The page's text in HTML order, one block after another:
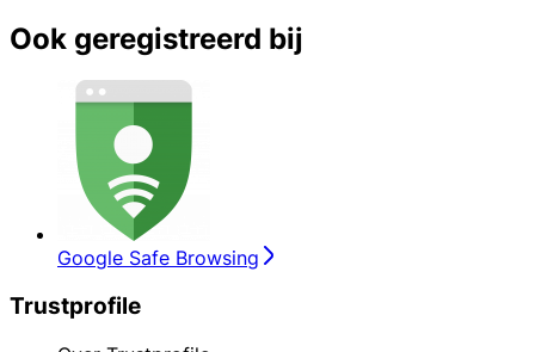
Ook geregistreerd bij
Google Safe Browsing
Trustprofile